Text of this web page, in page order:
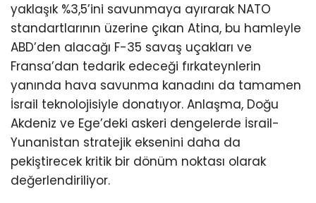
yaklaşık %3,5’ini savunmaya ayırarak NATO
standartlarının üzerine çıkan Atina, bu hamleyle
ABD’den alacağı F-35 savaş uçakları ve
Fransa’dan tedarik edeceği fırkateynlerin
yanında hava savunma kanadını da tamamen
İsrail teknolojisiyle donatıyor. Anlaşma, Doğu
Akdeniz ve Ege’deki askeri dengelerde İsrail-
Yunanistan stratejik eksenini daha da
pekiştirecek kritik bir dönüm noktası olarak
değerlendiriliyor.